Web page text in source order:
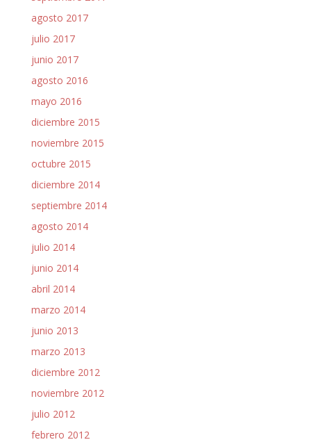
agosto 2017
julio 2017
junio 2017
agosto 2016
mayo 2016
diciembre 2015
noviembre 2015
octubre 2015
diciembre 2014
septiembre 2014
agosto 2014
julio 2014
junio 2014
abril 2014
marzo 2014
junio 2013
marzo 2013
diciembre 2012
noviembre 2012
julio 2012
febrero 2012